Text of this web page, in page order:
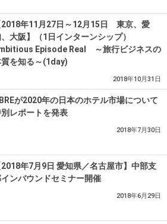
2018年11月27日～12月15日 東京、愛
大阪】（1日インターンシップ）
Episode Real ～旅行ビジネスの
を知る～(1day)
2018年10月31日
が2020年の日本のホテル市場について
レポートを発表
2018年7月30日
2018年7月9日 愛知県／名古屋市】中部支
ンバウンドセミナー開催
2018年6月29日